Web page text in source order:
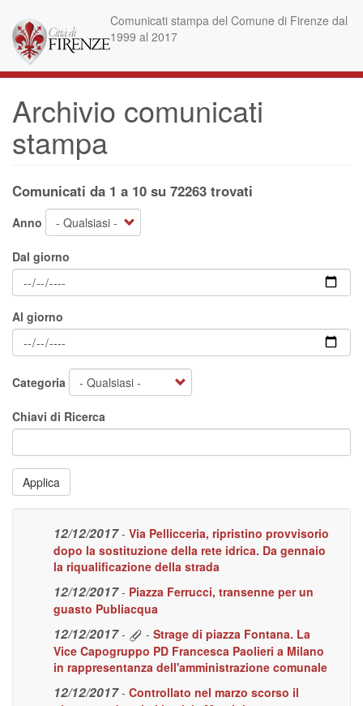
contenuto
principale
Comunicati stampa del Comune di Firenze dal
1999 al 2017
Archivio comunicati
stampa
Comunicati da 1 a 10 su 72263 trovati
Anno
Dal giorno
Al giorno
Categoria
Chiavi di Ricerca
Applica
12/12/2017 - Via Pellicceria, ripristino provvisorio
dopo la sostituzione della rete idrica. Da gennaio
la riqualificazione della strada
12/12/2017 - Piazza Ferrucci, transenne per un
guasto Publiacqua
12/12/2017 - - Strage di piazza Fontana. La
Vice Capogruppo PD Francesca Paolieri a Milano
in rappresentanza dell'amministrazione comunale
12/12/2017 - Controllato nel marzo scorso il